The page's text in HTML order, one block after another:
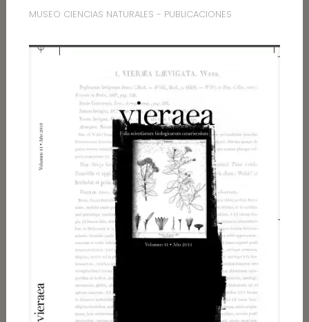
MUSEO CIENCIAS NATURALES - PUBLICACIONES